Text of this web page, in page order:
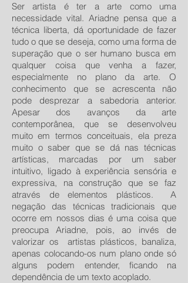
Ser artista é ter a arte como uma
necessidade vital. Ariadne pensa que a
técnica liberta, dá oportunidade de fazer
tudo o que se deseja, como uma forma de
superação que o ser humano busca em
qualquer coisa que venha a fazer,
especialmente no plano da arte. O
conhecimento que se acrescenta não
pode desprezar a sabedoria anterior.
Apesar dos avanços da arte
contemporânea, que se desenvolveu
muito em termos conceituais, ela preza
muito o saber que se dá nas técnicas
artísticas, marcadas por um saber
intuitivo, ligado à experiência sensória e
expressiva, na construção que se faz
através de elementos plásticos. A
negação das técnicas tradicionais que
ocorre em nossos dias é uma coisa que
preocupa Ariadne, pois, ao invés de
valorizar os artistas plásticos, banaliza,
apenas colocando-os num plano onde só
alguns podem entender, ficando na
dependência de um texto acoplado.